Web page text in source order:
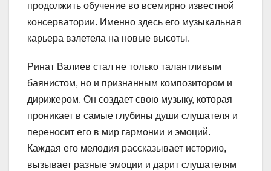
продолжить обучение во всемирно известной
консерватории. Именно здесь его музыкальная
карьера взлетела на новые высоты.
Ринат Валиев стал не только талантливым
баянистом, но и признанным композитором и
дирижером. Он создает свою музыку, которая
проникает в самые глубины души слушателя и
переносит его в мир гармонии и эмоций.
Каждая его мелодия рассказывает историю,
вызывает разные эмоции и дарит слушателям